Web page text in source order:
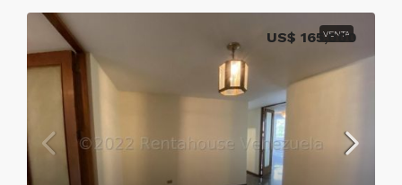
VENTA
US$ 165,000